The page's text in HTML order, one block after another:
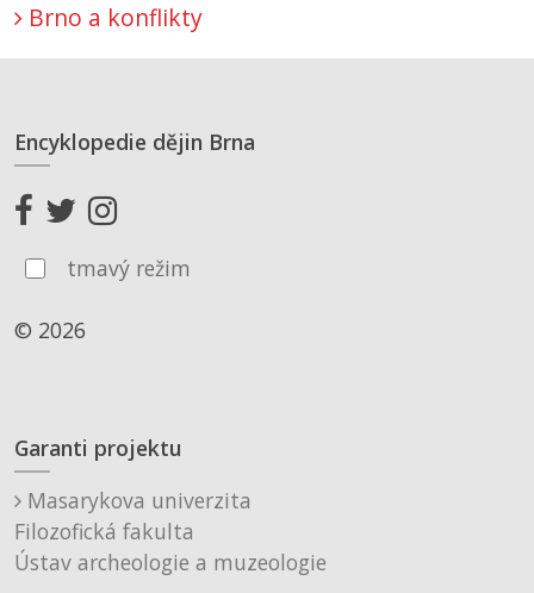
Brno a konflikty
Encyklopedie dějin Brna
tmavý režim
© 2026
Garanti projektu
Masarykova univerzita
Filozofická fakulta
Ústav archeologie a muzeologie